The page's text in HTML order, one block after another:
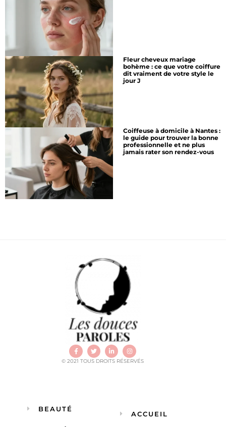
Fleur cheveux mariage
bohème : ce que votre coiffure
dit vraiment de votre style le
jour J
Coiffeuse à domicile à Nantes :
le guide pour trouver la bonne
professionnelle et ne plus
jamais rater son rendez-vous
© 2021 TOUS DROITS RÉSERVÉS
BEAUTÉ
ACCUEIL